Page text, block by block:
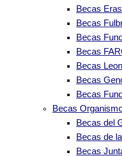
Becas
Becas
Becas
Becas
Becas
Becas
Becas
Becas
Becas del
Becas de
Becas